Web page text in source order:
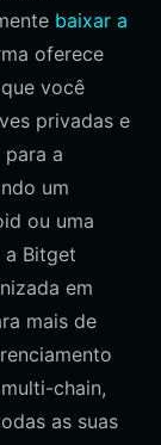
baixar a
oferece
você
privadas e
a
um
ou uma
a Bitget
em
mais de
chain,
as suas